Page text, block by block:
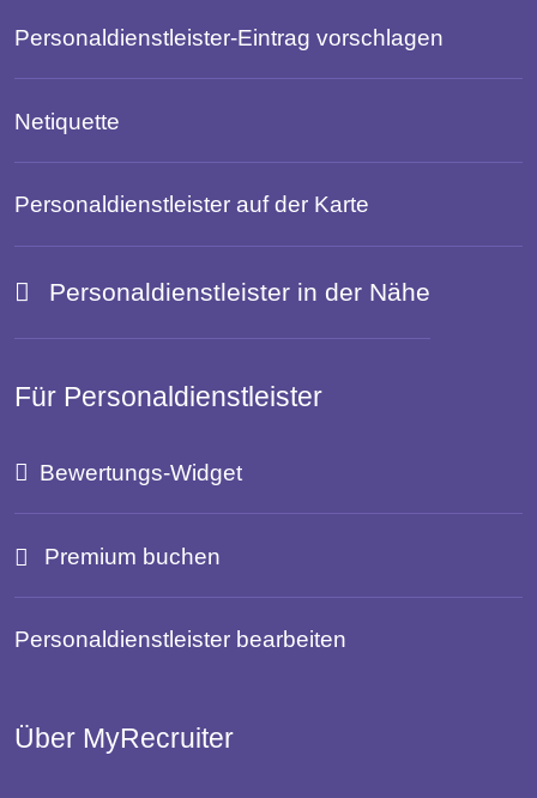
Personaldienstleister-Eintrag vorschlagen
Netiquette
Personaldienstleister auf der Karte
Personaldienstleister in der Nähe
Für Personaldienstleister
Bewertungs-Widget
Premium buchen
Personaldienstleister bearbeiten
Über MyRecruiter